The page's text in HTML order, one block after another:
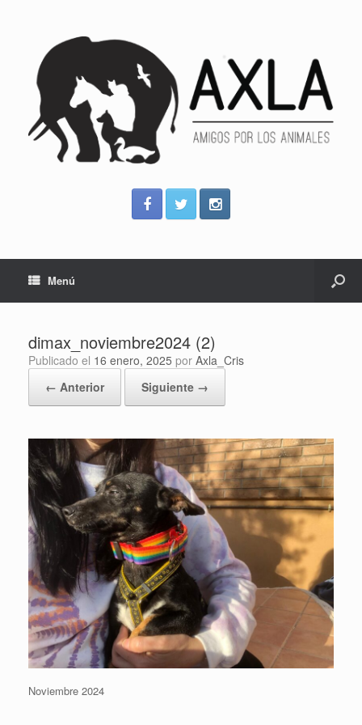
Menú
dimax_noviembre2024 (2)
Publicado el 16 enero, 2025 por Axla_Cris
← Anterior
Siguiente →
Noviembre 2024